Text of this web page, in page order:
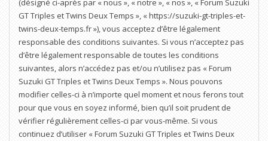
(désigné ci-après par « nous », « notre », « nos », « Forum Suzuki
GT Triples et Twins Deux Temps », « https://suzuki-gt-triples-et-
twins-deux-temps.fr »), vous acceptez d’être légalement
responsable des conditions suivantes. Si vous n’acceptez pas
d’être légalement responsable de toutes les conditions
suivantes, alors n’accédez pas et/ou n’utilisez pas « Forum
Suzuki GT Triples et Twins Deux Temps ». Nous pouvons
modifier celles-ci à n’importe quel moment et nous ferons tout
pour que vous en soyez informé, bien qu’il soit prudent de
vérifier régulièrement celles-ci par vous-même. Si vous
continuez d’utiliser « Forum Suzuki GT Triples et Twins Deux